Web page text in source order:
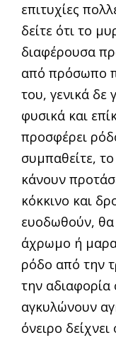
επιτυχίες
δείτε ότι το
διαφέρουσα
από πρό­σωπο
του, γενικά δε
φυσικά και
προσφέρει
συμπαθείτε,
κά­νουν
κόκκινο και
ευοδωθούν, θα
άχρωμο ή
ρόδο από την
την αδιαφορία
αγκυλώνουν
όνειρο